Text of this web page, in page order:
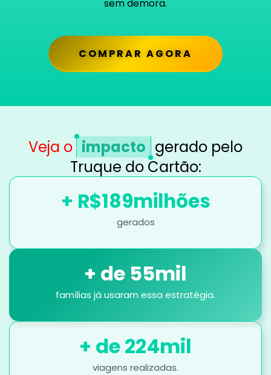
sem demora.
COMPRAR AGORA
Veja o impacto gerado pelo
Truque do Cartão:
gerados
+ R$189milhões
famílias já usaram essa estratégia.
+ de 55mil
viagens realizadas.
+ de 224mil